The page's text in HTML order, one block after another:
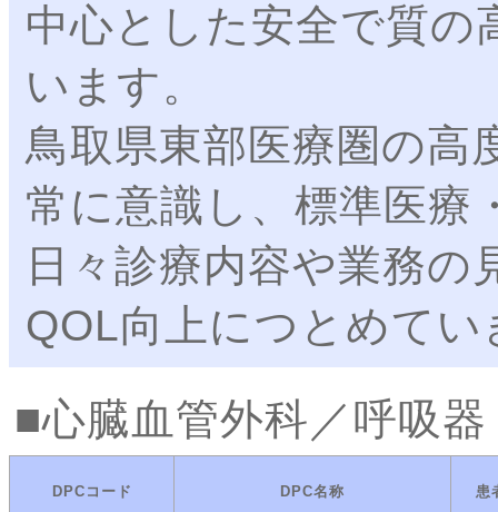
中心とした安全で質の
います。
鳥取県東部医療圏の高
常に意識し、標準医療
日々診療内容や業務
QOL向上につとめて
心臓血管外科／呼吸
DPCコード DPC名称 患